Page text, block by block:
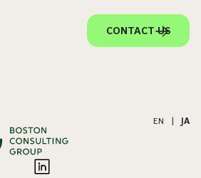
CONTACT US
EN | JA